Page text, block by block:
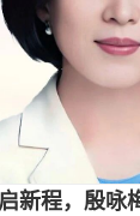
新程，殷咏